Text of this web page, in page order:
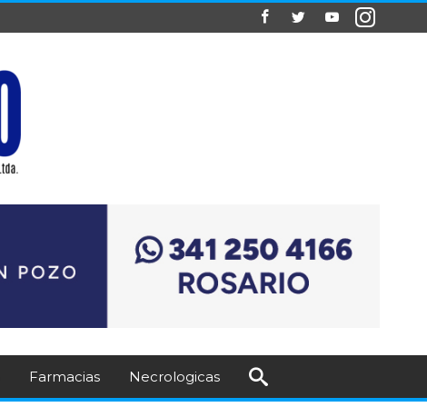
Farmacias Necrologicas